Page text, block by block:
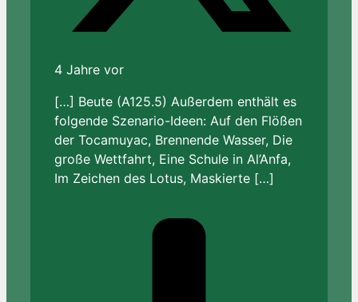
4 Jahre vor
[…] Beute (A125.5) Außerdem enthält es
folgende Szenario-Ideen: Auf den Flößen
der Tocamuyac, Brennende Wasser, Die
große Wettfahrt, Eine Schule in Al’Anfa,
Im Zeichen des Lotus, Maskierte […]